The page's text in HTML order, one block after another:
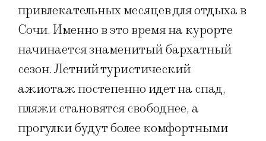
привлекательных месяцев для отдыха в
Сочи. Именно в это время на курорте
начинается знаменитый бархатный
сезон. Летний туристический
ажиотаж постепенно идет на спад,
пляжи становятся свободнее, а
прогулки будут более комфортными